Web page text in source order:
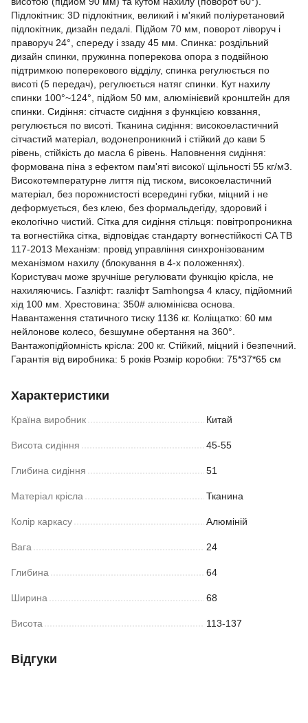
Підлокітник: 3D підлокітник, великий і м'який поліуретановий
підлокітник, дизайн педалі. Підйом 70 мм, поворот ліворуч і
праворуч 24°, спереду і ззаду 45 мм. Спинка: роздільний
дизайн спинки, пружинна поперекова опора з подвійною
підтримкою поперекового відділу, спинка регулюється по
висоті (5 передач), регулюється натяг спинки. Кут нахилу
спинки 100°~124°, підйом 50 мм, алюмінієвий кронштейн для
спинки. Сидіння: сітчасте сидіння з функцією ковзання,
регулюється по висоті. Тканина сидіння: високоеластичний
сітчастий матеріал, водонепроникний і стійкий до кави 5
рівень, стійкість до масла 6 рівень. Наповнення сидіння:
формована піна з ефектом пам'яті високої щільності 55 кг/м3.
Високотемпературне лиття під тиском, високоеластичний
матеріал, без порожнистості всередині губки, міцний і не
деформується, без клею, без формальдегіду, здоровий і
екологічно чистий. Сітка для сидіння стільця: повітропроникна
та вогнестійка сітка, відповідає стандарту вогнестійкості CA TB
117-2013 Механізм: провід управління синхронізованим
механізмом нахилу (блокування в 4-х положеннях).
Користувач може зручніше регулювати функцію крісла, не
нахиляючись. Газліфт: газліфт Samhongsa 4 класу, підйомний
хід 100 мм. Хрестовина: 350# алюмінієва основа.
Навантаження статичного тиску 1136 кг. Коліщатко: 60 мм
нейлонове колесо, безшумне обертання на 360°.
Вантажопідйомність крісла: 200 кг. Стійкий, міцний і безпечний.
Гарантія від виробника: 5 років Розмір коробки: 75*37*65 см
Характеристики
Країна виробник Китай
Висота сидіння 45-55
Глибина сидіння 51
Матеріал крісла Тканина
Колір каркасу Алюміній
Вага 24
Глибина 64
Ширина 68
Висота 113-137
Відгуки